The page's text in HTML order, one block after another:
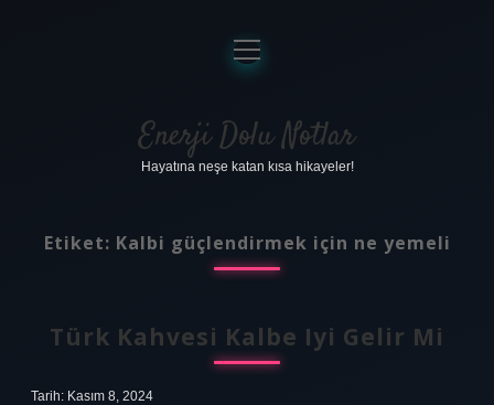
Anasayfa
Gizlilik Politikası
Yasal Uyarı
menüyü
aç
Enerji Dolu Notlar
Hayatına neşe katan kısa hikayeler!
Etiket: Kalbi güçlendirmek için ne yemeli
Türk Kahvesi Kalbe Iyi Gelir Mi
Tarih: Kasım 8, 2024